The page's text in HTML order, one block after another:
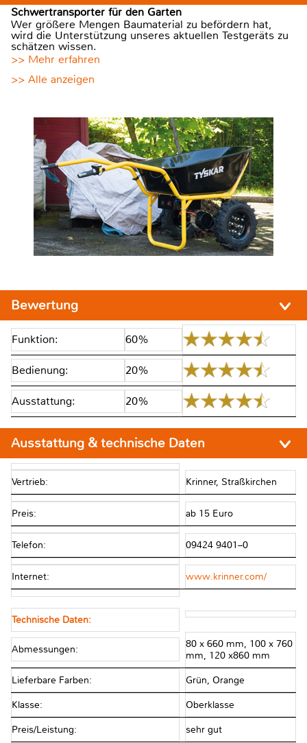
Schwertransporter für den Garten
Wer größere Mengen Baumaterial zu befördern hat,
wird die Unterstützung unseres aktuellen Testgeräts zu
schätzen wissen.
>> Mehr erfahren
>> Alle anzeigen
Bewertung
Funktion: 60%
Bedienung: 20%
Ausstattung: 20%
Ausstattung & technische Daten
Vertrieb: Krinner, Straßkirchen
Preis: ab 15 Euro
Telefon: 09424 9401–0
Internet: www.krinner.com/
Technische Daten:
Abmessungen:
80 x 660 mm, 100 x 760
mm, 120 x860 mm
Lieferbare Farben: Grün, Orange
Klasse: Oberklasse
Preis/Leistung: sehr gut